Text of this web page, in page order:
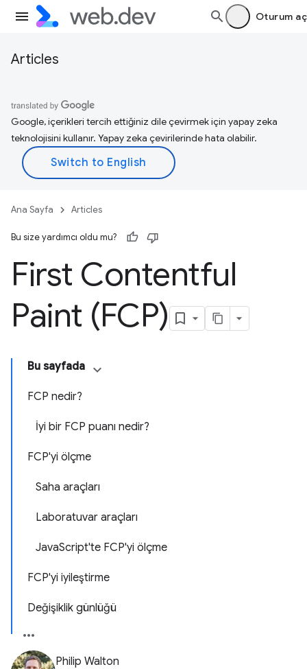
Oturum aç
Articles
Google, içerikleri tercih ettiğiniz dile çevirmek için yapay zeka
teknolojisini kullanır. Yapay zeka çevirilerinde hata olabilir.
Ana Sayfa Articles
Bu size yardımcı oldu mu?
First Contentful
Paint (FCP)
Bu sayfada
FCP nedir?
İyi bir FCP puanı nedir?
FCP'yi ölçme
Saha araçları
Laboratuvar araçları
JavaScript'te FCP'yi ölçme
FCP'yi iyileştirme
Değişiklik günlüğü
Philip Walton